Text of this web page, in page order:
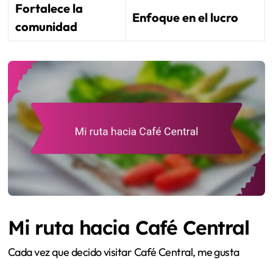
Fortalece la
comunidad
Enfoque en el lucro
Mi ruta hacia Café Central
Cada vez que decido visitar Café Central, me gusta